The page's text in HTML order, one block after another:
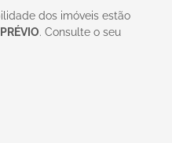
dos imóveis estão
. Consulte o seu